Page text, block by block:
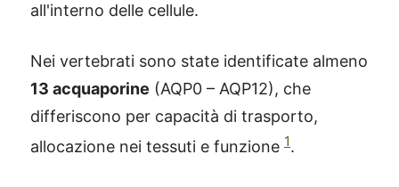
all'interno delle cellule.
Nei vertebrati sono state identificate almeno
13 acquaporine (AQP0 – AQP12), che
differiscono per capacità di trasporto,
allocazione nei tessuti e funzione 1.